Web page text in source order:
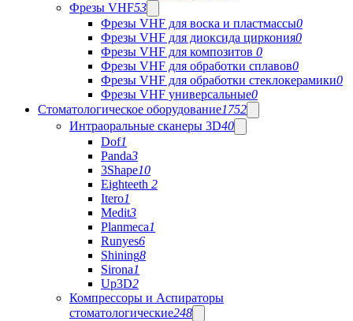
Фрезы VHF53
Фрезы VHF для воска и пластмассы0
Фрезы VHF для диоксида циркония0
Фрезы VHF для композитов 0
Фрезы VHF для обработки сплавов0
Фрезы VHF для обработки стеклокерамики0
Фрезы VHF универсальные0
Стоматологическое оборудование1752
Интраоральные сканеры 3D40
Dof1
Panda3
3Shape10
Eighteeth 2
Itero1
Medit3
Planmeca1
Runyes6
Shining8
Sirona1
Up3D2
Компрессоры и Аспираторы
стоматологические248